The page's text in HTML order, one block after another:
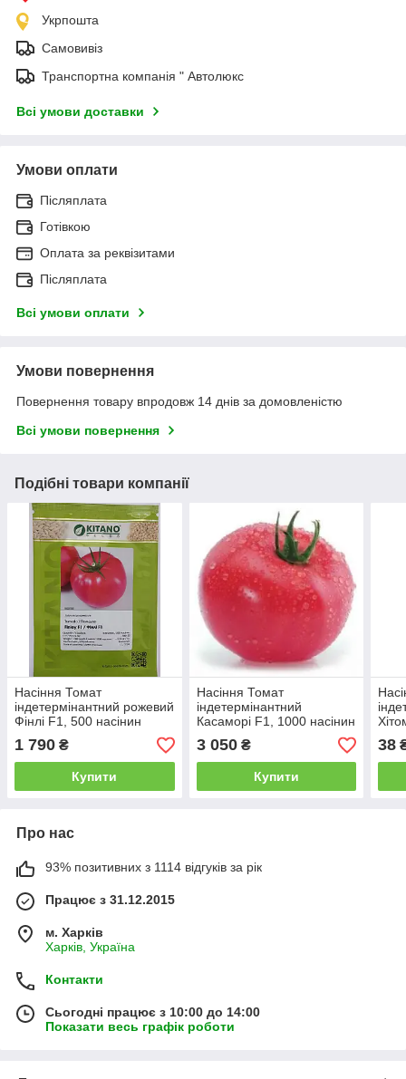
Укрпошта
Самовивіз
Транспортна компанія " Автолюкс
Всі умови доставки
Умови оплати
Післяплата
Готівкою
Оплата за реквізитами
Післяплата
Всі умови оплати
Умови повернення
Повернення товару впродовж 14 днів за домовленістю
Всі умови повернення
Подібні товари компанії
Насіння Томат
індетермінантний рожевий
Фінлі F1, 500 насінин
Kitano Seeds
1 790 ₴
Купити
Насіння Томат
індетермінантний
Касаморі F1, 1000 насінин
Kitano Seeds
3 050₴
Купити
38
Про нас
93% позитивних з 1114 відгуків за рік
Працює з 31.12.2015
м. Харків
Харків, Україна
Контакти
Сьогодні працює з 10:00 до 14:00
Показати весь графік роботи